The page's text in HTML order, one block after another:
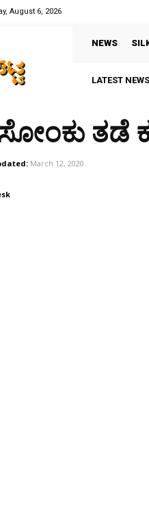
August 6, 2026
NEWS
LATEST NEWS
ತಡೆ
March 12, 2020